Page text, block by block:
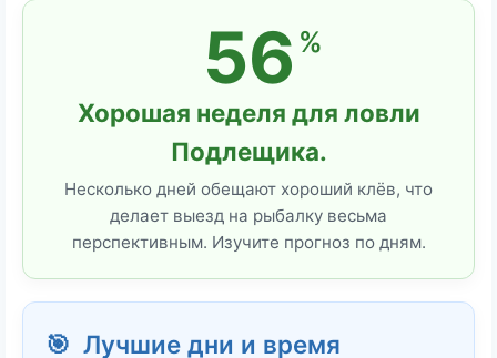
56 %
Хорошая неделя для ловли
Подлещика.
Несколько дней обещают хороший клёв, что
делает выезд на рыбалку весьма
перспективным. Изучите прогноз по дням.
🎯 Лучшие дни и время